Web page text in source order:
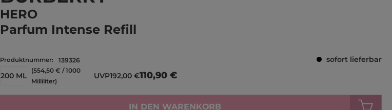
HERO
Parfum Intense Refill
Produktnummer: 139326
sofort lieferbar
200 ML
(554,50 € / 1000
Milliliter)
UVP192,00 €110,90 €
IN DEN WARENKORB